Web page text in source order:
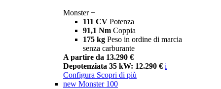
Monster +
111 CV Potenza
91,1 Nm Coppia
175 kg Peso in ordine di marcia
senza carburante
A partire da 13.290 €
Depotenziata 35 kW: 12.290 € i
Configura Scopri di più
new Monster 100